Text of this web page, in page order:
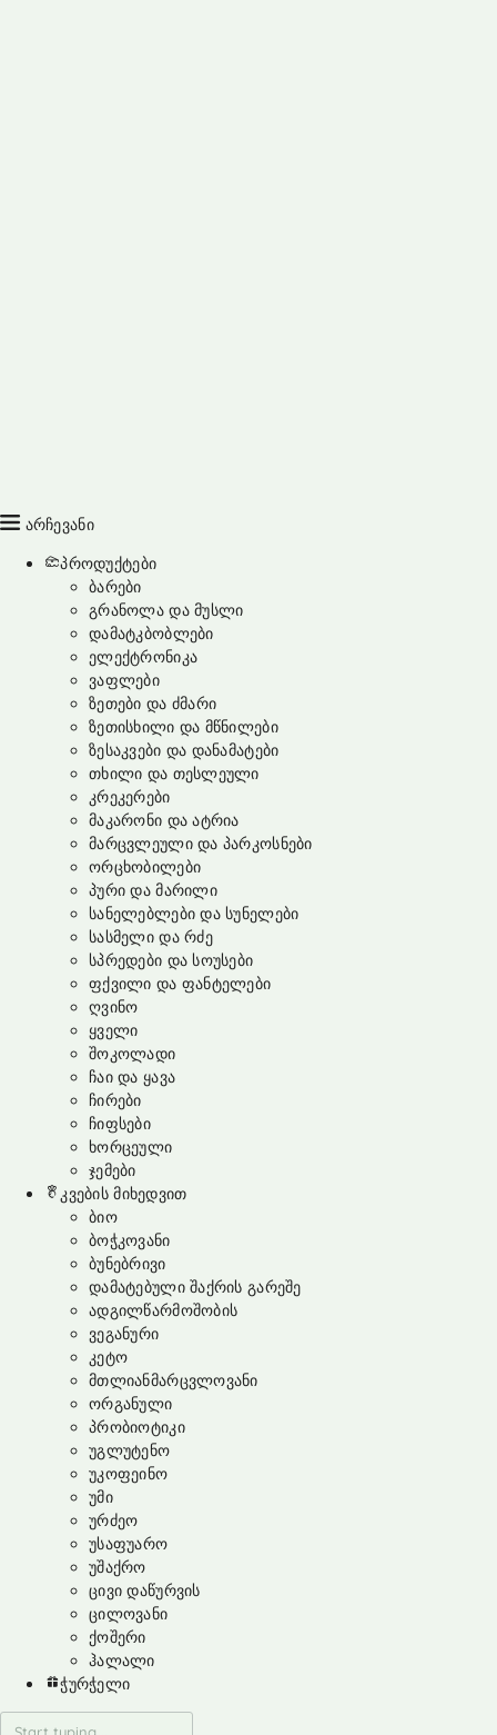
არჩევანი
პროდუქტები
ბარები
გრანოლა და მუსლი
დამატკბობლები
ელექტრონიკა
ვაფლები
ზეთები და ძმარი
ზეთისხილი და მწნილები
ზესაკვები და დანამატები
თხილი და თესლეული
კრეკერები
მაკარონი და ატრია
მარცვლეული და პარკოსნები
ორცხობილები
პური და მარილი
სანელებლები და სუნელები
სასმელი და რძე
სპრედები და სოუსები
ფქვილი და ფანტელები
ღვინო
ყველი
შოკოლადი
ჩაი და ყავა
ჩირები
ჩიფსები
ხორცეული
ჯემები
კვების მიხედვით
ბიო
ბოჭკოვანი
ბუნებრივი
დამატებული შაქრის გარეშე
ადგილწარმოშობის
ვეგანური
კეტო
მთლიანმარცვლოვანი
ორგანული
პრობიოტიკი
უგლუტენო
უკოფეინო
უმი
ურძეო
უსაფუარო
უშაქრო
ცივი დაწურვის
ცილოვანი
ქოშერი
ჰალალი
ჭურჭელი